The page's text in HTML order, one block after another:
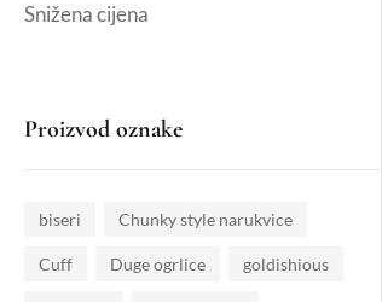
Snižena cijena
Proizvod oznake
biseri Chunky style narukvice
Cuff Duge ogrlice goldishious